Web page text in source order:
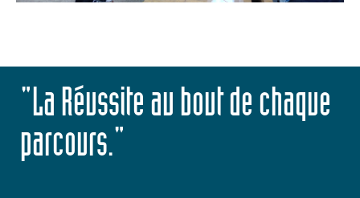
"La Réussite au bout de chaque
parcours."